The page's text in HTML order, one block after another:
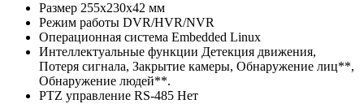
Размер 255x230x42 мм
Режим работы DVR/HVR/NVR
Операционная система Embedded Linux
Интеллектуальные функции Детекция движения,
Потеря сигнала, Закрытие камеры, Обнаружение лиц**,
Обнаружение людей**.
PTZ управление RS-485 Нет